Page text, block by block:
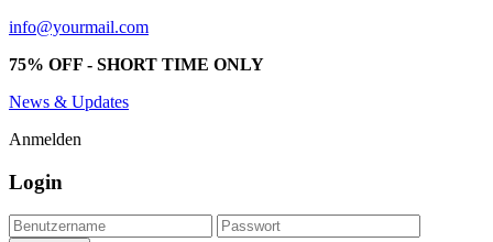
info@yourmail.com
75% OFF - SHORT TIME ONLY
News & Updates
Anmelden
Login